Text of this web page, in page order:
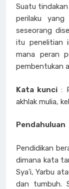
Suatu
perilaku
seseorang
itu penelitian
mana peran
pembentukan
Kata kunci :
akhlak mulia,
Pendahuluan
Pendidikan
dimana kata
Sya’i, Yarbu
dan tumbuh.